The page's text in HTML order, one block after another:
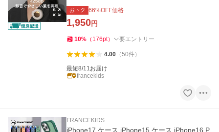
ップファン 夏向け
おトク 66%OFF価格
1,950円
10% （ 176pt） 要エントリー
4.00（50件）
最短8/11お届け
francekids
FRANCEKIDS
iPhone17 ケース iPhone15 ケース iPhone16 P